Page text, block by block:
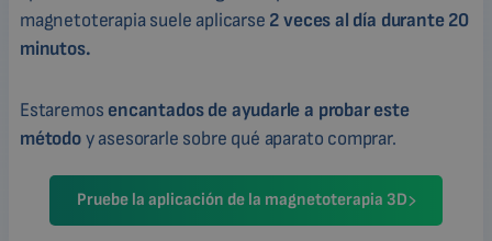
magnetoterapia suele aplicarse 2 veces al día durante 20
minutos.
Estaremos encantados de ayudarle a probar este
métodoy asesorarle sobre qué aparato comprar.
Pruebe la aplicación de la magnetoterapia 3D